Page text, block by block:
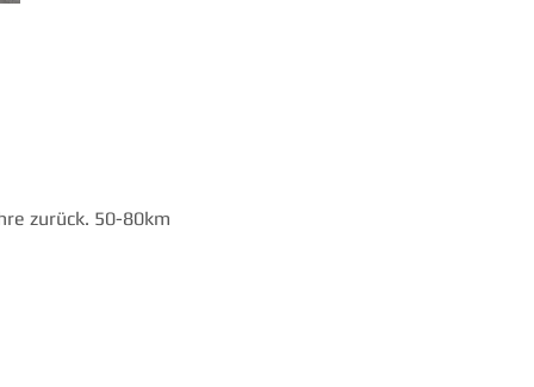
zurück. 50-80km